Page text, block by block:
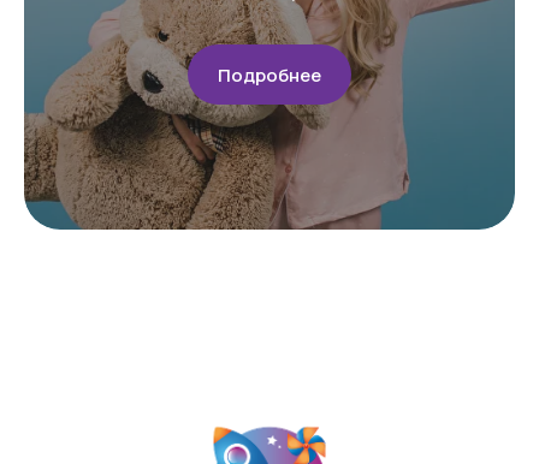
Подробнее
Контакты
+7 (909) 190-30-00
Макс
Телеграм
ИП Сычева Анастасия Анатольевна
ИНН 720321703568
Способы оплаты
Сайт разработан в Cheapmedia